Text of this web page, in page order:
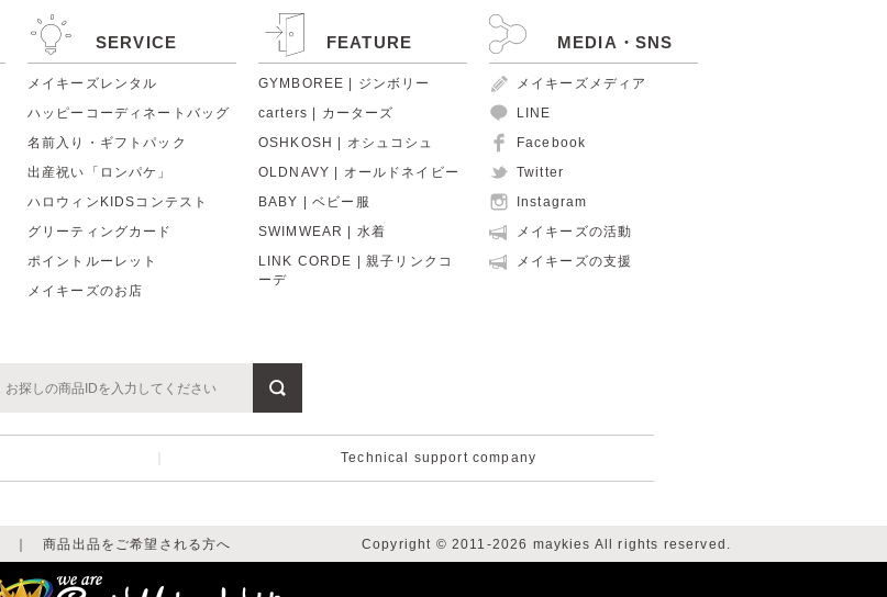
SERVICE
メイキーズレンタル
ハッピーコーディネートバッグ
名前入り・ギフトパック
出産祝い「ロンパケ」
ハロウィンKIDSコンテスト
グリーティングカード
ポイントルーレット
メイキーズのお店
FEATURE
GYMBOREE | ジンボリー
carters | カーターズ
OSHKOSH | オシュコシュ
OLDNAVY | オールドネイビー
BABY | ベビー服
SWIMWEAR | 水着
LINK CORDE | 親子リンクコ
ーデ
MEDIA・SNS
メイキーズメディア
LINE
Facebook
Twitter
Instagram
メイキーズの活動
メイキーズの支援
Technical support company
｜商品出品をご希望される方へ Copyright © 2011-2026 maykies All rights reserved.